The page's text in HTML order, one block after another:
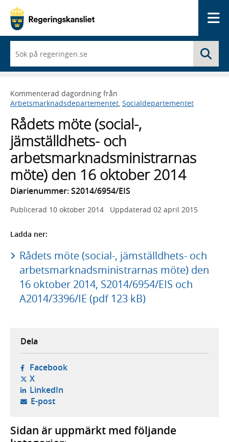
du
börjar
skriva
framträder
en
med
sökförslag
Kommenterad dagordning från
Arbetsmarknadsdepartementet, Socialdepartementet
Rådets möte (social-,
jämställdhets- och
arbetsmarknadsministrarnas
möte) den 16 oktober 2014
Diarienummer: S2014/6954/EIS
Publicerad 10 oktober 2014 Uppdaterad 02 april 2015
Ladda ner:
Rådets möte (social-, jämställdhets- och
arbetsmarknadsministrarnas möte) den
16 oktober 2014, S2014/6954/EIS och
A2014/3396/IE (pdf 123 kB)
Dela
Facebook- öppnas i ny flik, extern webbplats,
X- öppnas i ny flik, extern webbplats,
LinkedIn- öppnas i ny flik, extern webbplats,
E-post- öppnar din e-postklient,
Sidan är uppmärkt med följande